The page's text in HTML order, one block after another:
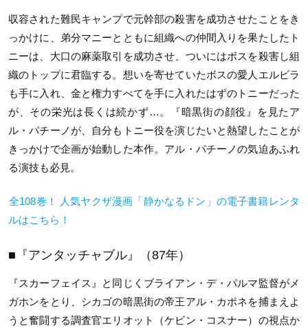
収容された難民キャンプで元幹部の殺害を成功させたことをき
っかけに、弟分マニーとともに組織への仲間入りを果たしたト
ニーは、大口の麻薬取引を成功させ、ついにはボスを殺害し組
織のトップに君臨する。想いを寄せていたボスの愛人エルビラ
も手に入れ、金と権力すべてを手に入れたはずのトニーだった
が、その栄光は長くは続かず…。『暗黒街の顔役』を見たア
ル・パチーノが、自分もトニー役を演じたいと熱望したことが
きっかけで企画が始動した本作。アル・パチーノの気迫あふれ
る演技も必見。
全108巻！ 人気ヤクザ漫画「静かなるドン」の電子書籍レンタ
ルはこちら！
■『アンタッチャブル』（87年）
『スカーフェイス』と同じくブライアン・デ・パルマ監督がメ
ガホンをとり、シカゴの暗黒街の帝王アル・カポネを捕まえよ
うと奮闘する調査官エリオット（ケビン・コスナー）の視点か